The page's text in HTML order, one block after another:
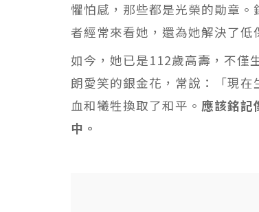
懼怕感，那些都是光榮的勛章
者經常來看她，還為她解決了低
如今，她已是112歲高壽，不僅
朗愛笑的銀金花，常說：「現
血和犧牲換取了和平。 應該銘記
中。